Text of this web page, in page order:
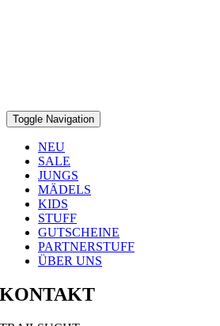
Toggle Navigation
NEU
SALE
JUNGS
MÄDELS
KIDS
STUFF
GUTSCHEINE
PARTNERSTUFF
ÜBER UNS
KONTAKT